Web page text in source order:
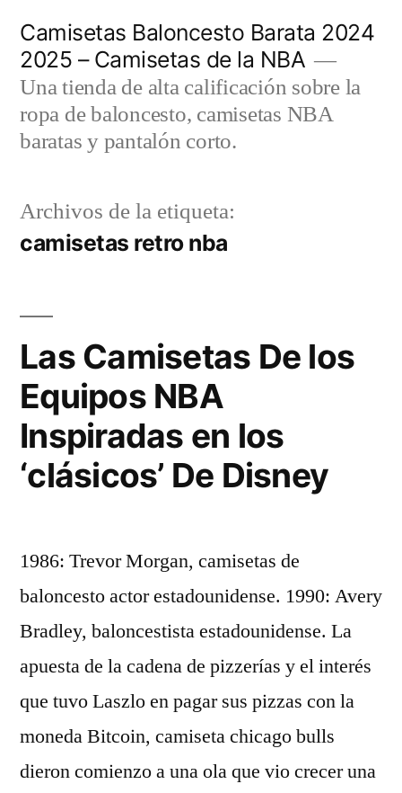
contenido
Camisetas Baloncesto Barata 2024
2025 – Camisetas de la NBA
Una tienda de alta calificación sobre la
ropa de baloncesto, camisetas NBA
baratas y pantalón corto.
Archivos de la etiqueta:
camisetas retro nba
Las Camisetas De los
Equipos NBA
Inspiradas en los
‘clásicos’ De Disney
1986: Trevor Morgan, camisetas de
baloncesto actor estadounidense. 1990: Avery
Bradley, baloncestista estadounidense. La
apuesta de la cadena de pizzerías y el interés
que tuvo Laszlo en pagar sus pizzas con la
moneda Bitcoin, camiseta chicago bulls
dieron comienzo a una ola que vio crecer una